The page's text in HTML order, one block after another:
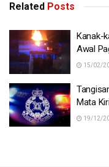
Related Posts
Kanak-
Awal
15/02/
Mata
19/12/